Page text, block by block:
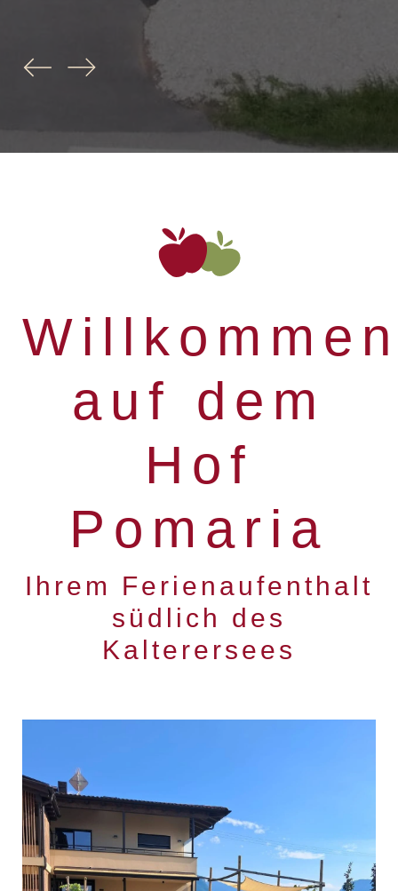
auf dem
Hof
Pomaria
Ihrem Ferienaufenthalt
südlich des
Kalterersees